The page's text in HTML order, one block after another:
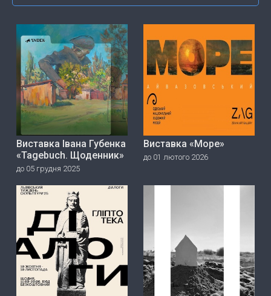
Виставка Івана Губенка
«Tagebuch. Щоденник»
до 05 грудня 2025
Виставка «Море»
до 01 лютого 2026